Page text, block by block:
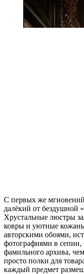
С первых же
далёкий от бездушной
Хрустальные люстры
ковры и уютные
авторскими обоями,
фотографиями в
фамильного архива,
просто полки для
каждый предмет